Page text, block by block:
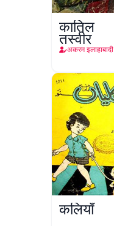
कातिल
तस्वीर
अकरम इलाहाबादी
कलियाँ